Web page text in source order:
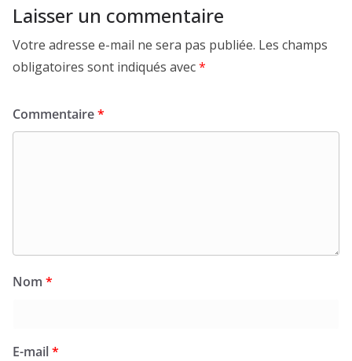
Laisser un commentaire
Votre adresse e-mail ne sera pas publiée. Les champs
obligatoires sont indiqués avec*
Commentaire*
Nom *
E-mail*